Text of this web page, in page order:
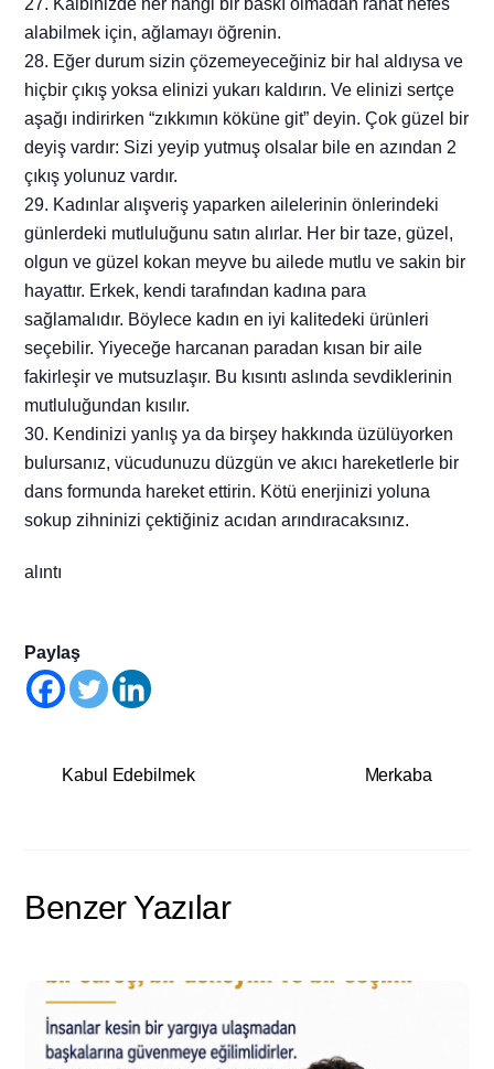
27. Kalbinizde her hangi bir baskı olmadan rahat nefes
alabilmek için, ağlamayı öğrenin.
28. Eğer durum sizin çözemeyeceğiniz bir hal aldıysa ve
hiçbir çıkış yoksa elinizi yukarı kaldırın. Ve elinizi sertçe
aşağı indirirken “zıkkımın köküne git” deyin. Çok güzel bir
deyiş vardır: Sizi yeyip yutmuş olsalar bile en azından 2
çıkış yolunuz vardır.
29. Kadınlar alışveriş yaparken ailelerinin önlerindeki
günlerdeki mutluluğunu satın alırlar. Her bir taze, güzel,
olgun ve güzel kokan meyve bu ailede mutlu ve sakin bir
hayattır. Erkek, kendi tarafından kadına para
sağlamalıdır. Böylece kadın en iyi kalitedeki ürünleri
seçebilir. Yiyeceğe harcanan paradan kısan bir aile
fakirleşir ve mutsuzlaşır. Bu kısıntı aslında sevdiklerinin
mutluluğundan kısılır.
30. Kendinizi yanlış ya da birşey hakkında üzülüyorken
bulursanız, vücudunuzu düzgün ve akıcı hareketlerle bir
dans formunda hareket ettirin. Kötü enerjinizi yoluna
sokup zihninizi çektiğiniz acıdan arındıracaksınız.
alıntı
Paylaş
Kabul Edebilmek Merkaba
Benzer Yazılar